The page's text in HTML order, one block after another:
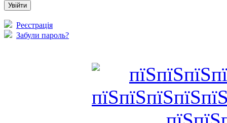
Реєстрація
Забули пароль?